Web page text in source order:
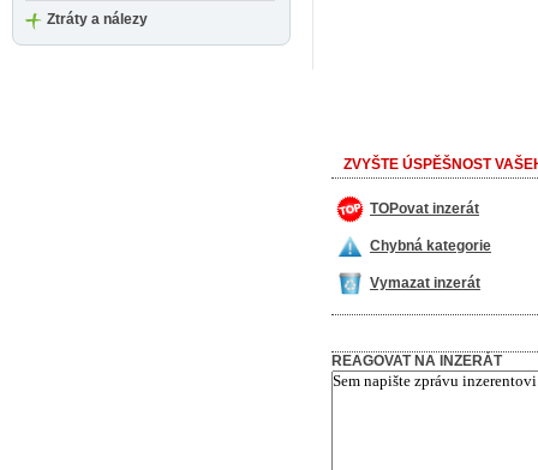
Ztráty a nálezy
ZVYŠTE ÚSPĚŠNOST
TOPovat inzerát
Chybná kategorie
Vymazat inzerát
REAGOVAT NA INZERÁT